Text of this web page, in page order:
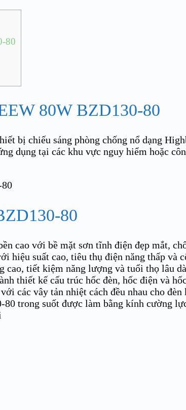
80
80W BZD130-80
bị chiếu sáng phòng chống nổ dạng
dụng tại các khu vực nguy hiểm hoặc
80
cao với bề mặt sơn tĩnh điện đẹp mắt,
hiệu suất cao, tiêu thụ điện năng thấp và
cao, tiết kiệm năng lượng và tuổi thọ lâu
thiết kế cấu trúc hốc đèn, hốc điện và
các vây tản nhiệt cách đều nhau cho
trong suốt được làm bằng kính cường